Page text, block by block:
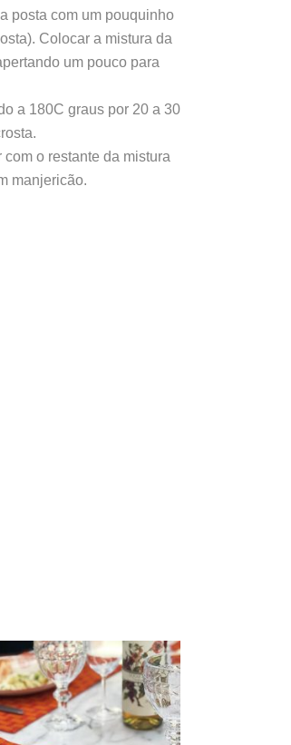
posta com um pouquinho
Colocar a mistura da
um pouco para
a 180C graus por 20 a 30
o restante da mistura
manjericão.